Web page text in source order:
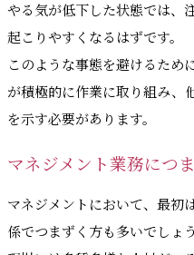
やる気が低下した状態では、
起こりやすくなるはずです。
このような事態を避けるため
が積極的に作業に取り組み、
を示す必要があります。
マネジメント業務につ
マネジメントにおいて、最初
係でつまずく方も多いでしょう